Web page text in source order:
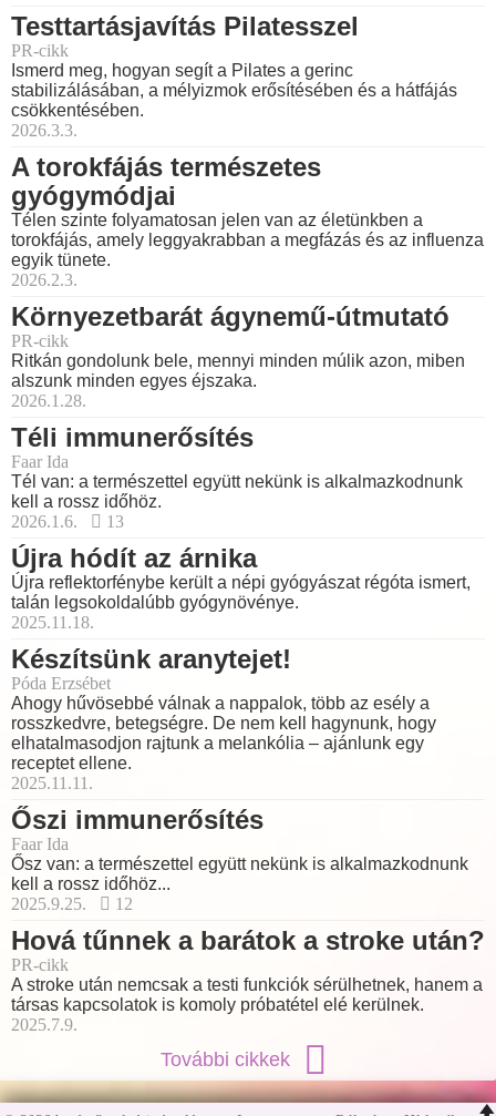
Testtartásjavítás Pilatesszel
PR-cikk
Ismerd meg, hogyan segít a Pilates a gerinc
stabilizálásában, a mélyizmok erősítésében és a hátfájás
csökkentésében.
2026.3.3.
A torokfájás természetes
gyógymódjai
Télen szinte folyamatosan jelen van az életünkben a
torokfájás, amely leggyakrabban a megfázás és az influenza
egyik tünete.
2026.2.3.
Környezetbarát ágynemű-útmutató
PR-cikk
Ritkán gondolunk bele, mennyi minden múlik azon, miben
alszunk minden egyes éjszaka.
2026.1.28.
Téli immunerősítés
Faar Ida
Tél van: a természettel együtt nekünk is alkalmazkodnunk
kell a rossz időhöz.
2026.1.6.
13
Újra hódít az árnika
Újra reflektorfénybe került a népi gyógyászat régóta ismert,
talán legsokoldalúbb gyógynövénye.
2025.11.18.
Készítsünk aranytejet!
Póda Erzsébet
Ahogy hűvösebbé válnak a nappalok, több az esély a
rosszkedvre, betegségre. De nem kell hagynunk, hogy
elhatalmasodjon rajtunk a melankólia – ajánlunk egy
receptet ellene.
2025.11.11.
Őszi immunerősítés
Faar Ida
Ősz van: a természettel együtt nekünk is alkalmazkodnunk
kell a rossz időhöz...
2025.9.25.
12
Hová tűnnek a barátok a stroke után?
PR-cikk
A stroke után nemcsak a testi funkciók sérülhetnek, hanem a
társas kapcsolatok is komoly próbatétel elé kerülnek.
2025.7.9.
További cikkek